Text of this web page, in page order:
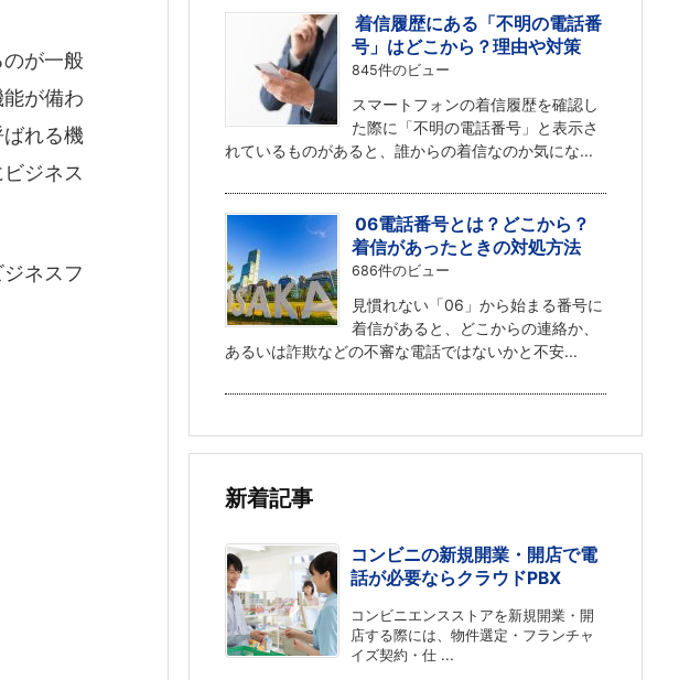
が一般
が備わ
れる機
ジネス
ネスフ
着信履歴にある「不明の電話番
号」はどこから？理由や対策
845件のビュー
スマートフォンの着信履歴を確認し
た際に「不明の電話番号」と表示さ
れているものがあると、誰からの着信なのか気にな...
06電話番号とは？どこから？
着信があったときの対処方法
686件のビュー
見慣れない「06」から始まる番号に
着信があると、どこからの連絡か、
あるいは詐欺などの不審な電話ではないかと不安...
新着記事
コンビニの新規開業・開店で電
話が必要ならクラウドPBX
コンビニエンスストアを新規開業・開
店する際には、物件選定・フランチャ
イズ契約・仕 ...